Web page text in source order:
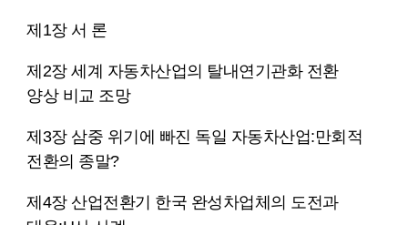
제1장 서 론
제2장 세계 자동차산업의 탈내연기관화 전환
양상 비교 조망
제3장 삼중 위기에 빠진 독일 자동차산업:만회적
전환의 종말?
제4장 산업전환기 한국 완성차업체의 도전과